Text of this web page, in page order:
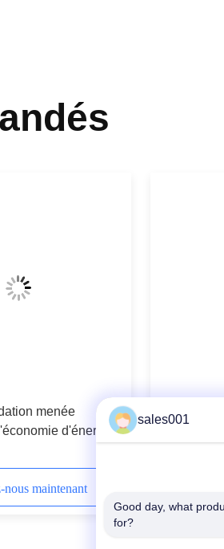
menée
d'énergie
nous maintenant
Lumière
sales001
Good day, what
for?